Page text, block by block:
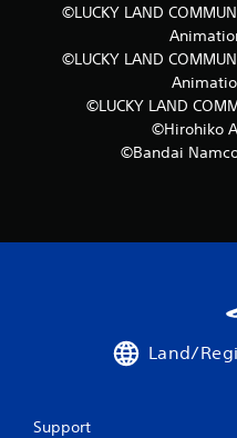
©LUCKY LAND
©LUCKY LAND
©LUCKY LAND
©Hirohiko
©Bandai
Land/
Support